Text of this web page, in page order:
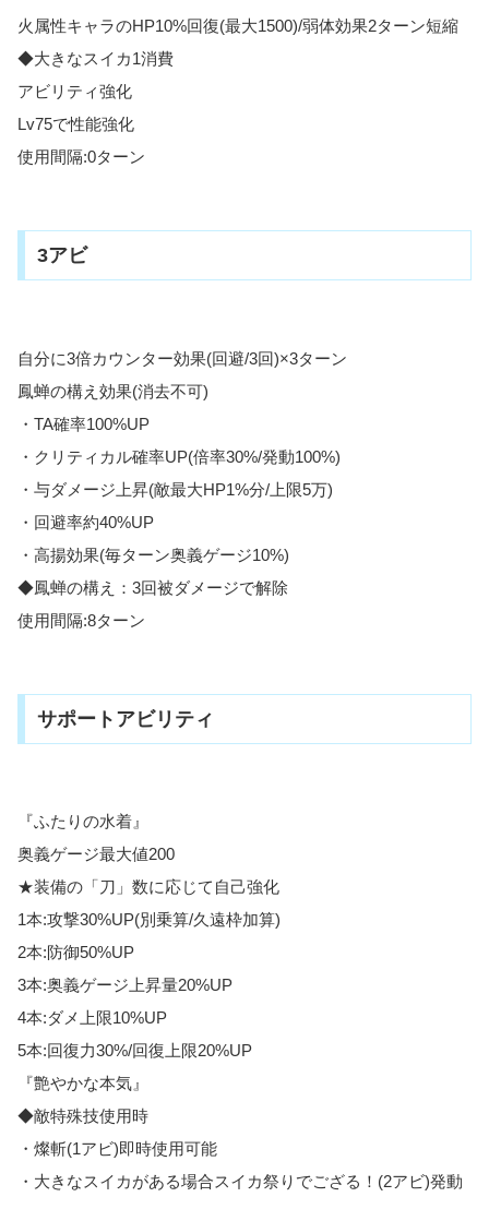
火属性キャラのHP10%回復(最大1500)/弱体効果2ターン短縮
◆大きなスイカ1消費
アビリティ強化
Lv75で性能強化
使用間隔:0ターン
3アビ
自分に3倍カウンター効果(回避/3回)×3ターン
鳳蝉の構え効果(消去不可)
・TA確率100%UP
・クリティカル確率UP(倍率30%/発動100%)
・与ダメージ上昇(敵最大HP1%分/上限5万)
・回避率約40%UP
・高揚効果(毎ターン奥義ゲージ10%)
◆鳳蝉の構え：3回被ダメージで解除
使用間隔:8ターン
サポートアビリティ
『ふたりの水着』
奥義ゲージ最大値200
★装備の「刀」数に応じて自己強化
1本:攻撃30%UP(別乗算/久遠枠加算)
2本:防御50%UP
3本:奥義ゲージ上昇量20%UP
4本:ダメ上限10%UP
5本:回復力30%/回復上限20%UP
『艶やかな本気』
◆敵特殊技使用時
・燦斬(1アビ)即時使用可能
・大きなスイカがある場合スイカ祭りでござる！(2アビ)発動